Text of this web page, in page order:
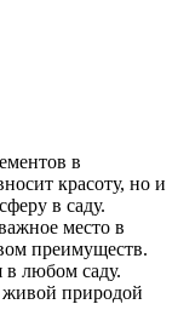
в
красоту, но и
в саду.
место в
преимуществ.
в любом саду.
природой